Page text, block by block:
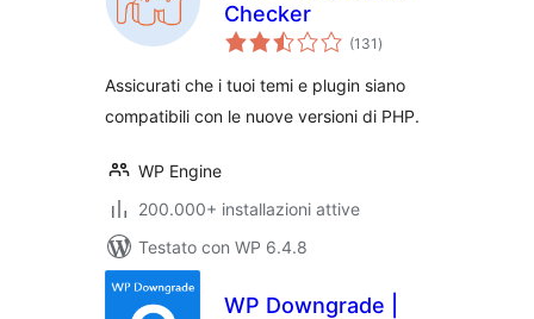
Checker
(131 valutazioni
totali
)
Assicurati che i tuoi temi e plugin siano
compatibili con le nuove versioni di PHP.
WP Engine
200.000+ installazioni attive
Testato con WP 6.4.8
WP Downgrade |